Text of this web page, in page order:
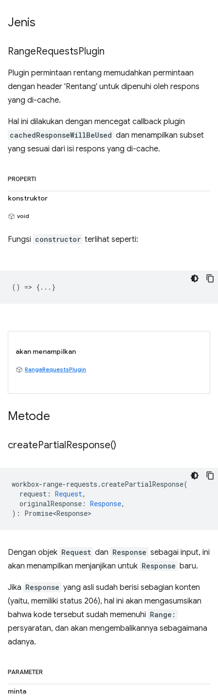
Jenis
RangeRequestsPlugin
Plugin permintaan rentang memudahkan permintaan
dengan header 'Rentang' untuk dipenuhi oleh respons
yang di-cache.
Hal ini dilakukan dengan mencegat callback plugin
cachedResponseWillBeUsed dan menampilkan subset
yang sesuai dari isi respons yang di-cache.
PROPERTI
konstruktor
void
Fungsi constructor terlihat seperti:
() => {...}
akan menampilkan
RangeRequestsPlugin
Metode
createPartialResponse()
workbox-range-requests .createPartialResponse(
request : Request,
originalResponse : Response,
) : Promise<Response>
Dengan objek Request dan Response sebagai input, ini
akan menampilkan menjanjikan untuk Response baru.
Jika Response yang asli sudah berisi sebagian konten
(yaitu, memiliki status 206), hal ini akan mengasumsikan
bahwa kode tersebut sudah memenuhi Range:
persyaratan, dan akan mengembalikannya sebagaimana
adanya.
PARAMETER
minta